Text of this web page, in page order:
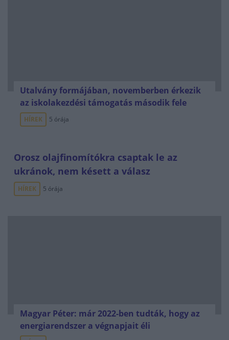
Utalvány formájában, novemberben érkezik
az iskolakezdési támogatás második fele
HÍREK 5 órája
Orosz olajfinomítókra csaptak le az
ukránok, nem késett a válasz
HÍREK 5 órája
Magyar Péter: már 2022-ben tudták, hogy az
energiarendszer a végnapjait éli